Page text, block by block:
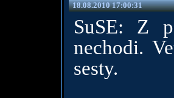
18.08.2010 17:00:31
SuSE: Z
nechodi.
sesty.